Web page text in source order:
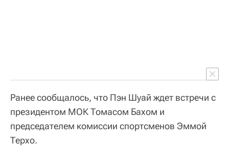
Ранее сообщалось, что Пэн Шуай ждет встречи с
президентом МОК Томасом Бахом и
председателем комиссии спортсменов Эммой
Терхо.